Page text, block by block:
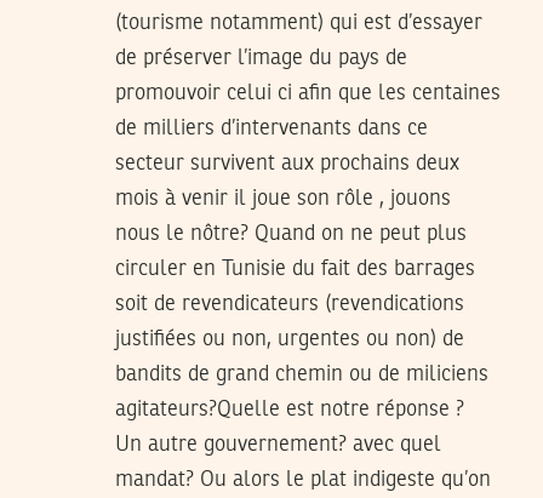
(tourisme notamment) qui est d’essayer
de préserver l’image du pays de
promouvoir celui ci afin que les centaines
de milliers d’intervenants dans ce
secteur survivent aux prochains deux
mois à venir il joue son rôle , jouons
nous le nôtre? Quand on ne peut plus
circuler en Tunisie du fait des barrages
soit de revendicateurs (revendications
justifiées ou non, urgentes ou non) de
bandits de grand chemin ou de miliciens
agitateurs?Quelle est notre réponse ?
Un autre gouvernement? avec quel
mandat? Ou alors le plat indigeste qu’on